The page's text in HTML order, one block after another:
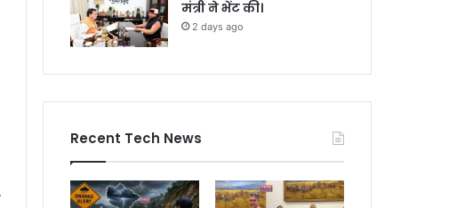
मंत्री ने भेंट की।
2 days ago
Recent Tech News